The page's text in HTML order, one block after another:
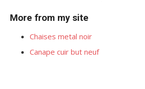
More from my site
Chaises metal noir
Canape cuir but neuf